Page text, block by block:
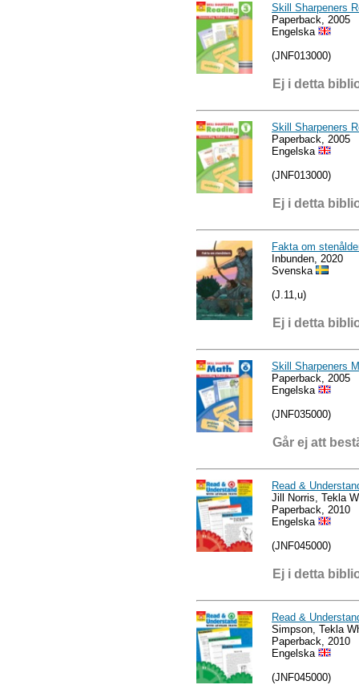
Skill Sharpeners
Paperback, 2005
Engelska
(JNF013000)
Ej i detta
Skill Sharpeners
Paperback, 2005
Engelska
(JNF013000)
Ej i detta
Fakta om
Inbunden, 2020
Svenska
(J.11,u)
Ej i detta
Skill Sharpeners
Paperback, 2005
Engelska
(JNF035000)
Går ej att
Read &
Jill Norris, Tekla
Paperback, 2010
Engelska
(JNF045000)
Ej i detta
Read &
Simpson, Tekla
Paperback, 2010
Engelska
(JNF045000)